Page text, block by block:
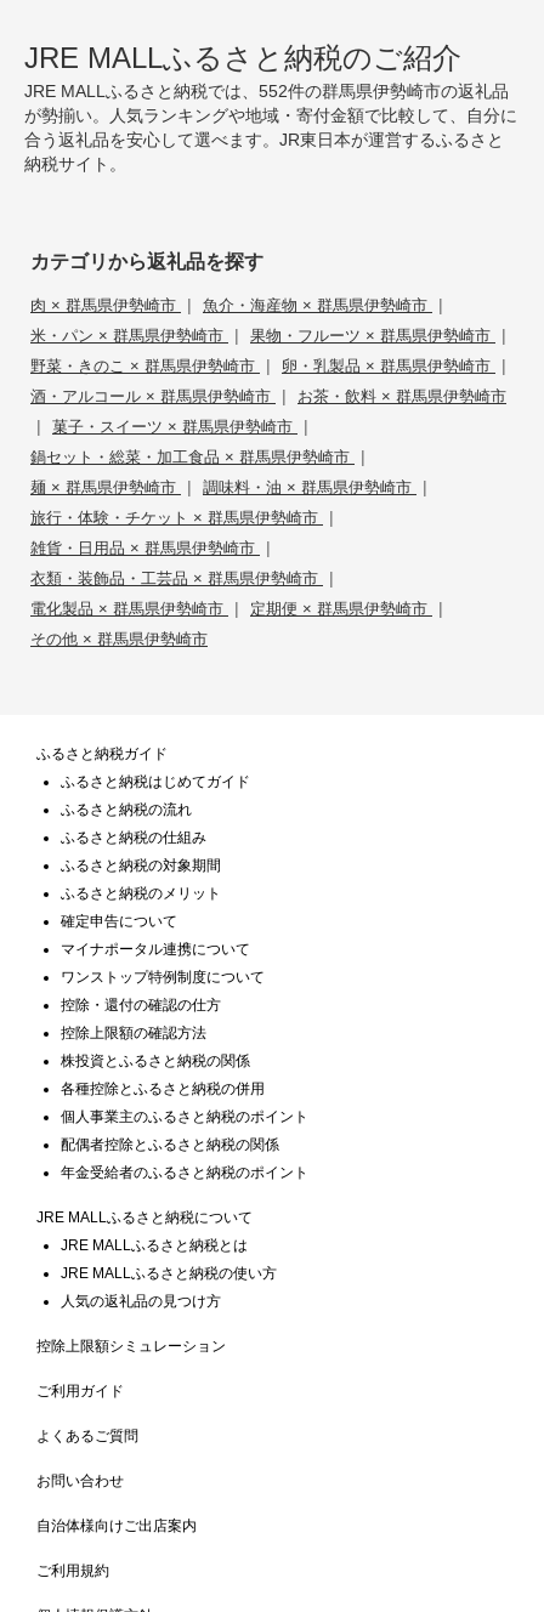
JRE MALLふるさと納税のご紹介
JRE MALLふるさと納税では、552件の群馬県伊勢崎市の返礼品
が勢揃い。人気ランキングや地域・寄付金額で比較して、自分に
合う返礼品を安心して選べます。JR東日本が運営するふるさと
納税サイト。
カテゴリから返礼品を探す
肉 × 群馬県伊勢崎市 | 魚介・海産物 × 群馬県伊勢崎市 |
米・パン × 群馬県伊勢崎市 | 果物・フルーツ × 群馬県伊勢崎市 |
野菜・きのこ × 群馬県伊勢崎市 | 卵・乳製品 × 群馬県伊勢崎市 |
酒・アルコール × 群馬県伊勢崎市 | お茶・飲料 × 群馬県伊勢崎市
| 菓子・スイーツ × 群馬県伊勢崎市 |
鍋セット・総菜・加工食品 × 群馬県伊勢崎市 |
麺 × 群馬県伊勢崎市 | 調味料・油 × 群馬県伊勢崎市 |
旅行・体験・チケット × 群馬県伊勢崎市 |
雑貨・日用品 × 群馬県伊勢崎市 |
衣類・装飾品・工芸品 × 群馬県伊勢崎市 |
電化製品 × 群馬県伊勢崎市 | 定期便 × 群馬県伊勢崎市 |
その他 × 群馬県伊勢崎市
ふるさと納税ガイド
ふるさと納税はじめてガイド
ふるさと納税の流れ
ふるさと納税の仕組み
ふるさと納税の対象期間
ふるさと納税のメリット
確定申告について
マイナポータル連携について
ワンストップ特例制度について
控除・還付の確認の仕方
控除上限額の確認方法
株投資とふるさと納税の関係
各種控除とふるさと納税の併用
個人事業主のふるさと納税のポイント
配偶者控除とふるさと納税の関係
年金受給者のふるさと納税のポイント
JRE MALLふるさと納税について
JRE MALLふるさと納税とは
JRE MALLふるさと納税の使い方
人気の返礼品の見つけ方
控除上限額シミュレーション
ご利用ガイド
よくあるご質問
お問い合わせ
自治体様向けご出店案内
ご利用規約